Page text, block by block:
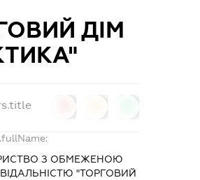
ДІМ
З ОБМЕЖЕНОЮ
"ТОРГОВИЙ